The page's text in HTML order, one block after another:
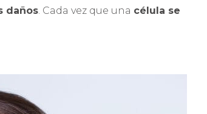
daños. Cada vez que una célula se